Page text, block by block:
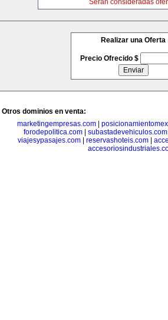
Serán consideradas
Realizar una Oferta
Precio Ofrecido $
Otros dominios en venta:
marketingempresas.com
forodepolitica.com| subastadevehiculos.com
viajesypasajes.com
reservashoteis.com